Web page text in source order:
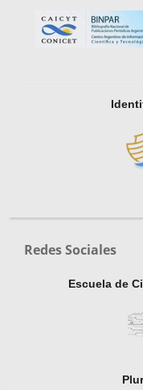
Redes Sociales
Escuela de